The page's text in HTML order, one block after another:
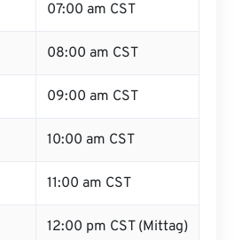
07:00 am CST
08:00 am CST
09:00 am CST
10:00 am CST
11:00 am CST
12:00 pm CST (Mittag)